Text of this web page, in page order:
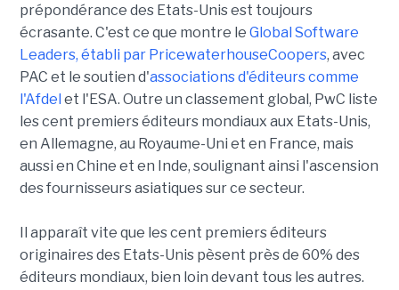
prépondérance des Etats-Unis est toujours
écrasante. C'est ce que montre le Global Software
Leaders, établi par PricewaterhouseCoopers, avec
PAC et le soutien d'associations d'éditeurs comme
l'Afdel et l'ESA. Outre un classement global, PwC liste
les cent premiers éditeurs mondiaux aux Etats-Unis,
en Allemagne, au Royaume-Uni et en France, mais
aussi en Chine et en Inde, soulignant ainsi l'ascension
des fournisseurs asiatiques sur ce secteur.
Il apparaît vite que les cent premiers éditeurs
originaires des Etats-Unis pèsent près de 60% des
éditeurs mondiaux, bien loin devant tous les autres.